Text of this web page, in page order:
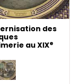
des
au XIXe